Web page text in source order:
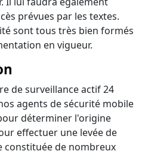
prévues par les textes.
sont tous très bien formés
en vigueur.
de surveillance actif 24
agents de sécurité mobile
déterminer l'origine
effectuer une levée de
constituée de nombreux